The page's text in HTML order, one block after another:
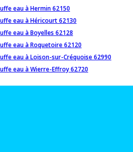
eau à Hermin 62150
eau à Héricourt 62130
eau à Boyelles 62128
eau à Roquetoire 62120
eau à Loison-sur-Créquoise 62990
eau à Wierre-Effroy 62720